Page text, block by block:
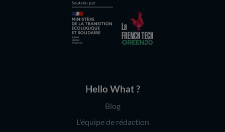
Hello What ?
Blog
L'équipe de rédaction